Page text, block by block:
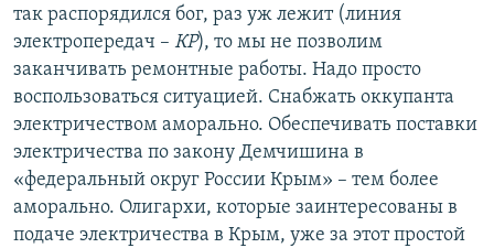
так распорядился бог, раз уж лежит (линия
электропередач – КР), то мы не позволим
заканчивать ремонтные работы. Надо просто
воспользоваться ситуацией. Снабжать оккупанта
электричеством аморально. Обеспечивать поставки
электричества по закону Демчишина в
«федеральный округ России Крым» – тем более
аморально. Олигархи, которые заинтересованы в
подаче электричества в Крым, уже за этот простой